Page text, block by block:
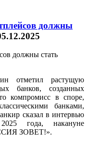
должны
отметил растущую
банков, созданных
компромисс в споре,
банками,
сказал в интервью
года, накануне
ЗОВЕТ!».